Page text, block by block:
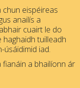
eispéireas
anailís a
cuairt le do
haghaidh tuilleadh
úsáidimid iad.
a bhailíonn ár